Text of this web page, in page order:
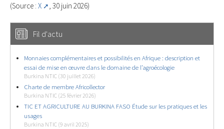
(Source : X , 30 juin 2026)
Fil d'actu
Monnaies complémentaires et possibilités en Afrique : description et
essai de mise en œuvre dans le domaine de l’agroécologie
Burkina NTIC (30 juillet 2026)
Charte de membre Africollector
Burkina NTIC (25 février 2026)
TIC ET AGRICULTURE AU BURKINA FASO Étude sur les pratiques et les
usages
Burkina NTIC (9 avril 2025)